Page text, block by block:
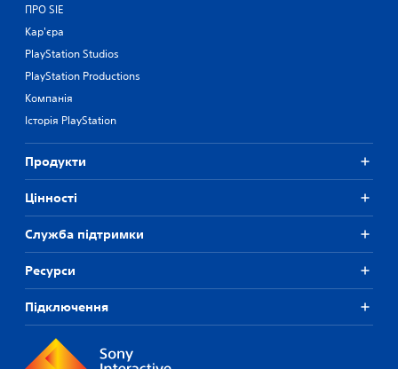
ПРО SIE
Кар'єра
PlayStation Studios
PlayStation Productions
Компанія
Історія PlayStation
Продукти
Цiнностi
Служба підтримки
Ресурси
Підключення